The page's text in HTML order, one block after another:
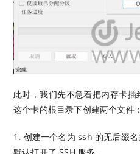
此时，我们先不急着把内存卡
这个卡的根目录下创建两个文件：
1. 创建一个名为 ssh 的无后缀